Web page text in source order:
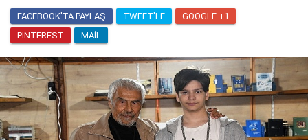
FACEBOOK'TA PAYLAŞ TWEET'LE
GOOGLE +1
PINTEREST
MAIL